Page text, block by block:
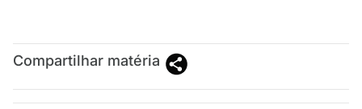
Compartilhar matéria